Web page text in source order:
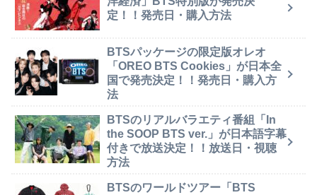
定！！発売日・購入方法
BTSパッケージの限定版オレオ
「OREO BTS Cookies」が日本全
国で発売決定！！発売日・購入方
法
BTSのリアルバラエティ番組「In
the SOOP BTS ver.」が日本語字幕
付きで放送決定！！放送日・視聴
方法
BTSのワールドツアー「BTS